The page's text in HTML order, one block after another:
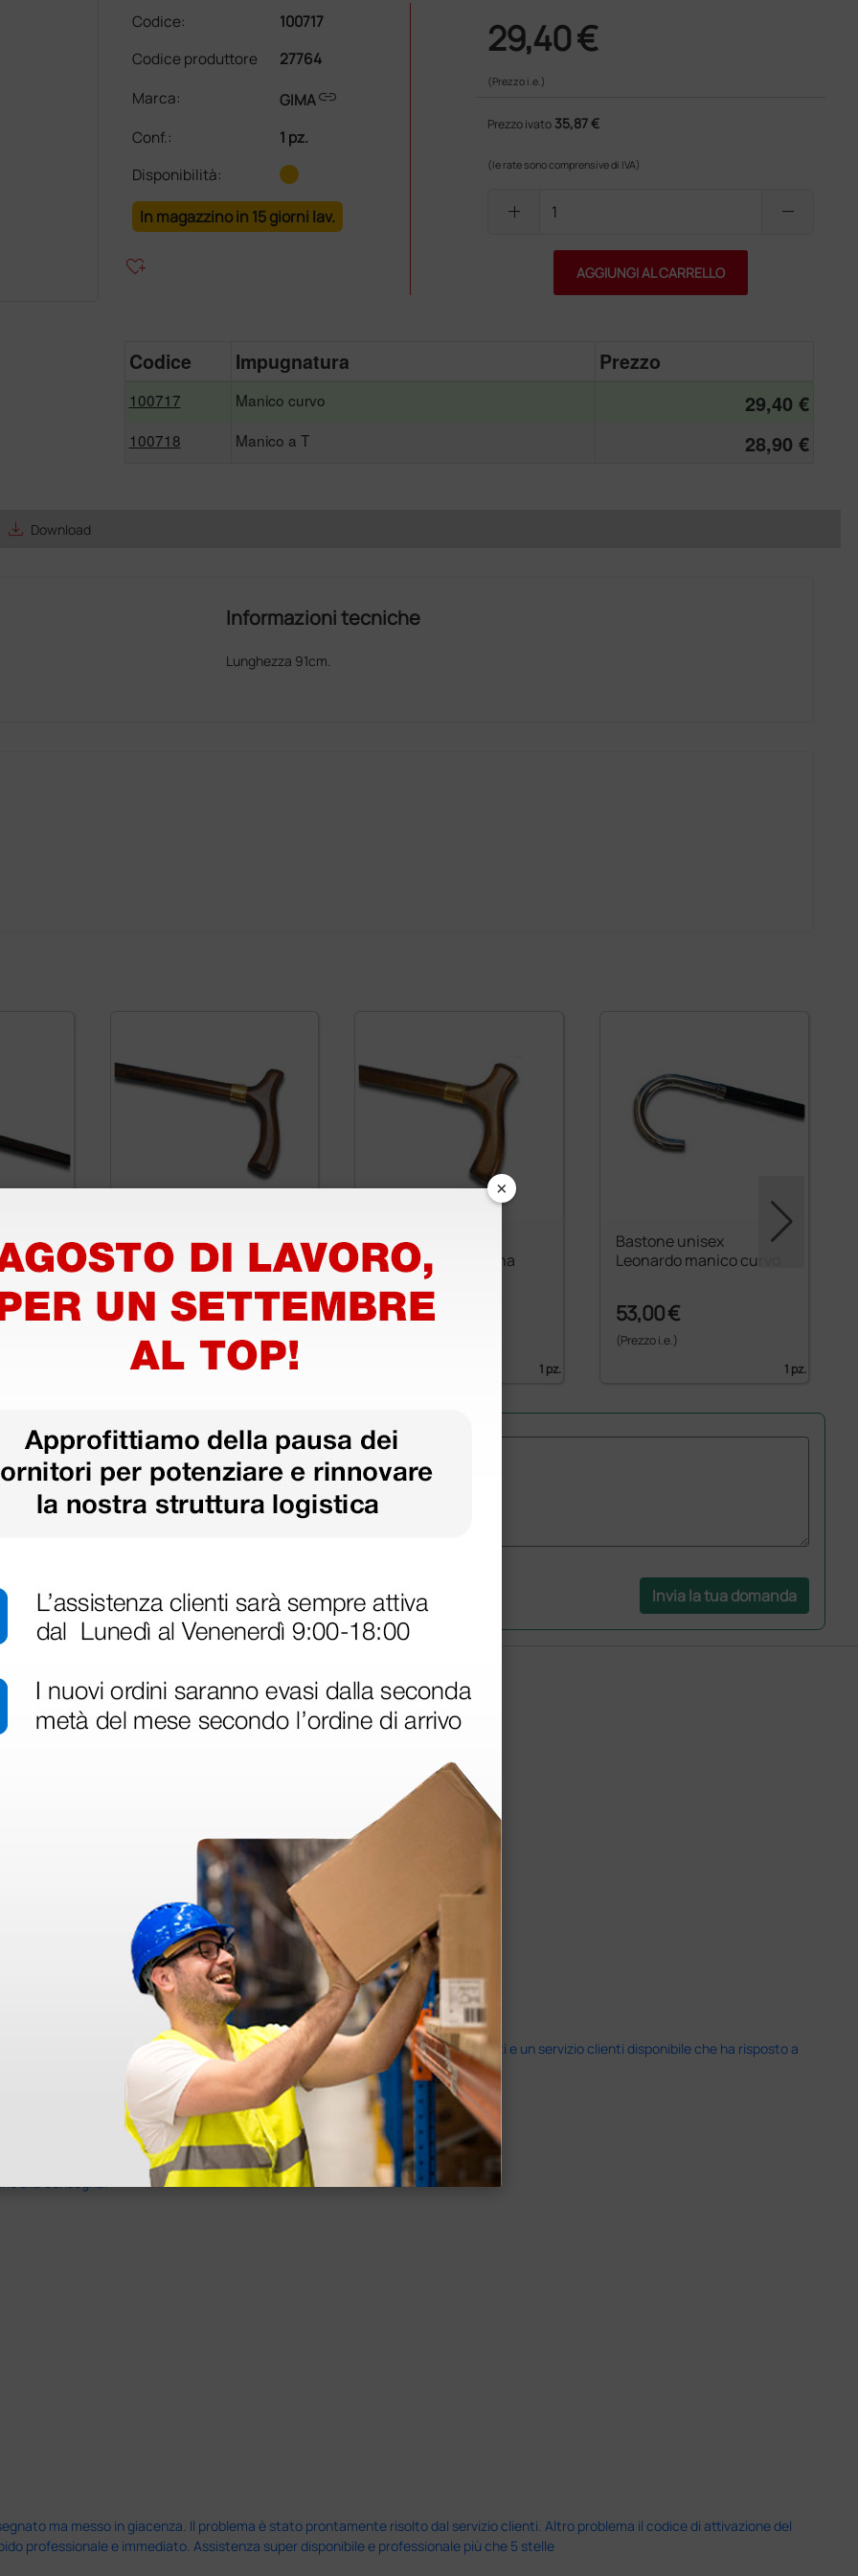
Codice:
100717
Codice produttore
27764
Marca:
GIMAlink
Conf.:
1 pz.
Disponibilità:
In magazzino in 15 giorni lav.
heart_plus
29,40 €
(Prezzo i.e.)
Prezzo ivato 35,87 €
(le rate sono comprensive di IVA)
add remove
AGGIUNGI AL CARRELLO
Codice Impugnatura Prezzo
100717 Manico curvo 29,40 €
100718 Manico a T 28,90 €
save_alt Download
Informazioni tecniche
Lunghezza 91cm.
Bastone Raffaello
manico a T da uomo
22,50 €
(Prezzo i.e.)
1 pz.
Bastone Raffaello
manico a T da donna
22,50 €
1 pz.
Bastone unisex
Leonardo manico curvo
53,00 €
(Prezzo i.e.)
1 pz.
già
Invia la tua domanda
dell'esperienza. Apparecchiatura di qualità, consegna nei tempi previsti e un servizio clienti disponibile che ha risposto a
alla consegna.
ma messo in giacenza. Il problema è stato prontamente risolto dal servizio clienti. Altro problema il codice di attivazione del
professionale e immediato. Assistenza super disponibile e professionale più che 5 stelle
×